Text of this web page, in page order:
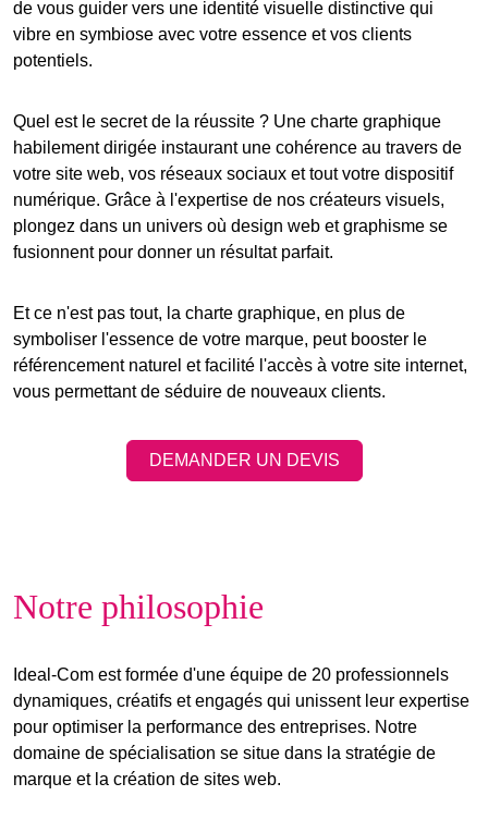
de vous guider vers une identité visuelle distinctive qui
vibre en symbiose avec votre essence et vos clients
potentiels.
Quel est le secret de la réussite ? Une charte graphique
habilement dirigée instaurant une cohérence au travers de
votre site web, vos réseaux sociaux et tout votre dispositif
numérique. Grâce à l'expertise de nos créateurs visuels,
plongez dans un univers où design web et graphisme se
fusionnent pour donner un résultat parfait.
Et ce n'est pas tout, la charte graphique, en plus de
symboliser l'essence de votre marque, peut booster le
référencement naturel et facilité l'accès à votre site internet,
vous permettant de séduire de nouveaux clients.
DEMANDER UN DEVIS
Notre philosophie
Ideal-Com est formée d'une équipe de 20 professionnels
dynamiques, créatifs et engagés qui unissent leur expertise
pour optimiser la performance des entreprises. Notre
domaine de spécialisation se situe dans la stratégie de
marque et la création de sites web.